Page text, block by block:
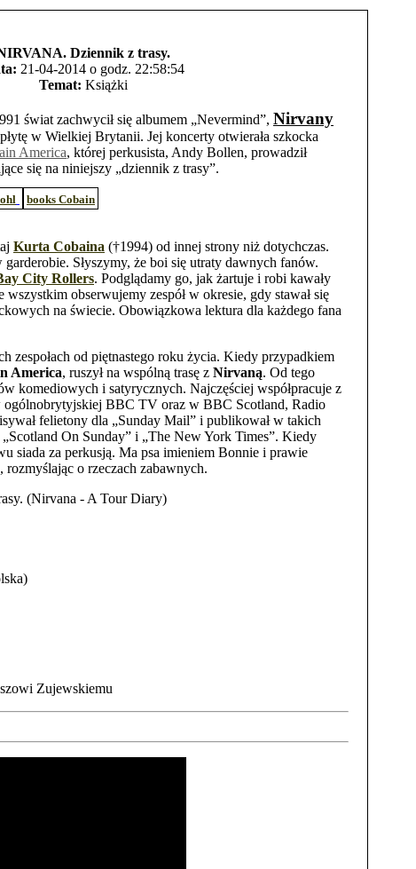
Dziennik z trasy.
21-04-2014 o godz. 22:58:54
Temat: Książki
świat zachwycił się albumem „Nevermind”, Nirvany
w Wielkiej Brytanii. Jej koncerty otwierała szkocka
America, której perkusista, Andy Bollen, prowadził
się na niniejszy „dziennik z trasy”.
books Cobain
Kurta Cobaina (†1994) od innej strony niż dotychczas.
Słyszymy, że boi się utraty dawnych fanów.
City Rollers. Podglądamy go, jak żartuje i robi kawały
obserwujemy zespół w okresie, gdy stawał się
na świecie. Obowiązkowa lektura dla każdego fana
zespołach od piętnastego roku życia. Kiedy przypadkiem
America, ruszył na wspólną trasę z Nirvaną. Od tego
komediowych i satyrycznych. Najczęściej współpracuje z
ogólnobrytyjskiej BBC TV oraz w BBC Scotland, Radio
felietony dla „Sunday Mail” i publikował w takich
On Sunday” i „The New York Times”. Kiedy
siada za perkusją. Ma psa imieniem Bonnie i prawie
rozmyślając o rzeczach zabawnych.
(Nirvana - A Tour Diary)
Zujewskiemu